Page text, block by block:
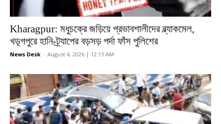
Kharagpur: মধুচক্রে জড়িয়ে প্রভাবশালীদের ব্ল্যাকমেল,
খড়্গপুরে হানি-ট্র্যাপের বড়সড় পর্দা ফাঁস পুলিশের
News Desk - August 4, 2026 | 12:13 AM